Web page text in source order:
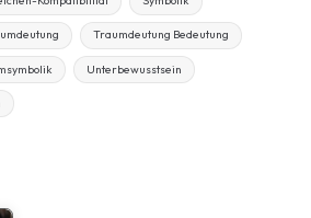
Traumdeutung Bedeutung
Unterbewusstsein